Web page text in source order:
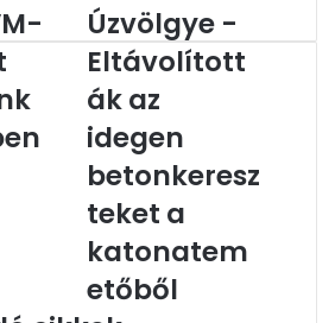
Úzvölgye
-
Eltávolították
az
idegen
betonkereszteket
a
katonatemetőből
Úzvölgye -
Eltávolított
ák az
idegen
betonkeresz
teket a
katonatem
etőből